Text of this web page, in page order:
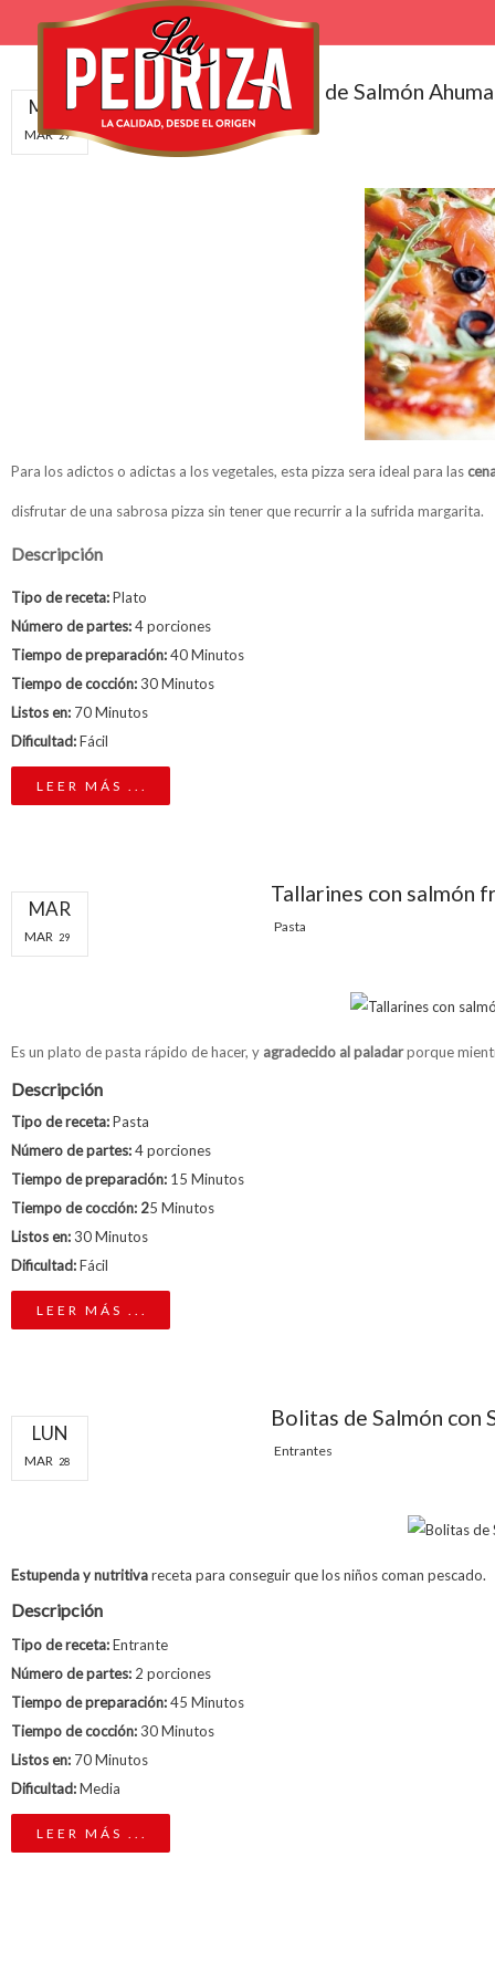
MAR
MAR 29
Pizza de Salmón
Pizzas
Para los adictos o adictas a los vegetales, esta pizza sera ideal para las
disfrutar de una sabrosa pizza sin tener que recurrir a la sufrida margarita.
Descripción
Tipo de receta:Plato
Número de partes:4 porciones
Tiempo de preparación:40 Minutos
Tiempo de cocción:30 Minutos
Listos en: 70 Minutos
Dificultad:Fácil
LEER MÁS ...
MAR
MAR 29
Tallarines con salmón
Pasta
Es un plato de pasta rápido de hacer, y agradecido al paladarporque
Descripción
Tipo de receta:Pasta
Número de partes:4 porciones
Tiempo de preparación: 15 Minutos
Tiempo de cocción: 25 Minutos
Listos en:30 Minutos
Dificultad:Fácil
LEER MÁS ...
LUN
MAR 28
Bolitas de Salmón con
Entrantes
Estupenda y nutritivareceta para conseguir que los niños coman pescado.
Descripción
Tipo de receta:Entrante
Número de partes: 2 porciones
Tiempo de preparación:45 Minutos
Tiempo de cocción:30 Minutos
Listos en: 70 Minutos
Dificultad:Media
LEER MÁS ...